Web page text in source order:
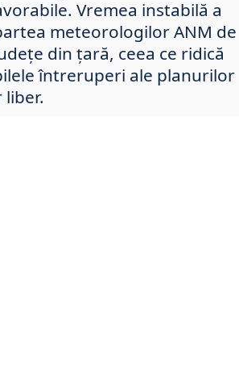
Vremea instabilă a
meteorologilor ANM de
din țară, ceea ce ridică
întreruperi ale planurilor